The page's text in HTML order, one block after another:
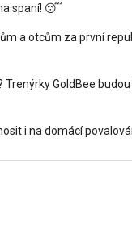
spaní! 😴
a otcům za první
GoldBee budou
i na domácí